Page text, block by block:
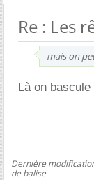
Re : Les
mais on
Là on
Dernière
de balise